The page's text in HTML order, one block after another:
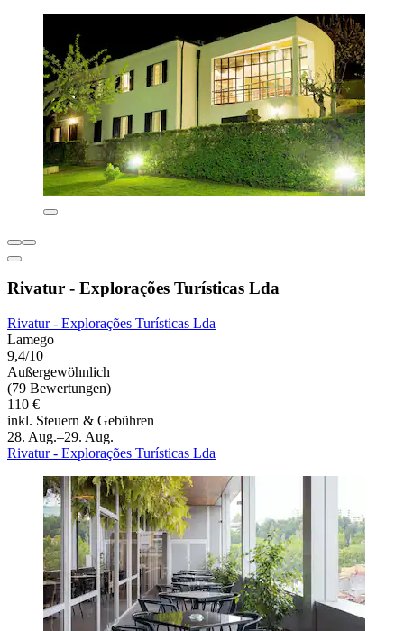
Rivatur - Explorações Turísticas Lda
Rivatur - Explorações Turísticas Lda
Lamego
9,4/10
Außergewöhnlich
(79 Bewertungen)
110 €
inkl. Steuern & Gebühren
28. Aug.–29. Aug.
Rivatur - Explorações Turísticas Lda